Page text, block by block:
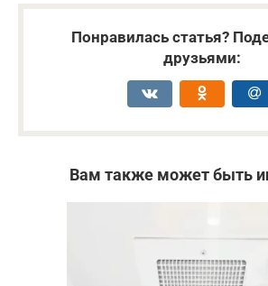
Понравилась статья?
друзьями:
Вам также может быть